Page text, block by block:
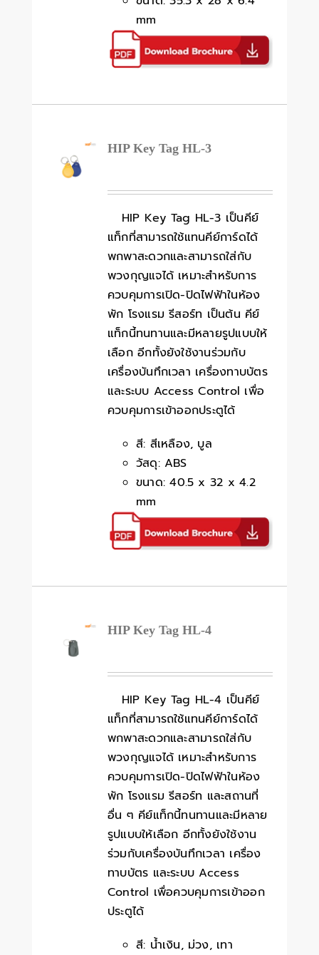
mm
HIP Key Tag HL-3
HIP Key Tag HL-3 เป็นคีย์
แท็กที่สามารถใช้แทนคีย์การ์ดได้
พกพาสะดวกและสามารถใส่กับ
พวงกุญแจได้ เหมาะสำหรับการ
ควบคุมการเปิด-ปิดไฟฟ้าในห้อง
พัก โรงแรม รีสอร์ท เป็นต้น คีย์
แท็กนี้ทนทานและมีหลายรูปแบบให้
เลือก อีกทั้งยังใช้งานร่วมกับ
เครื่องบันทึกเวลา เครื่องทาบบัตร
และระบบ Access Control เพื่อ
ควบคุมการเข้าออกประตูได้
สี: สีเหลือง, บูล
วัสดุ: ABS
ขนาด: 40.5 x 32 x 4.2
mm
HIP Key Tag HL-4
HIP Key Tag HL-4 เป็นคีย์
แท็กที่สามารถใช้แทนคีย์การ์ดได้
พกพาสะดวกและสามารถใส่กับ
พวงกุญแจได้ เหมาะสำหรับการ
ควบคุมการเปิด-ปิดไฟฟ้าในห้อง
พัก โรงแรม รีสอร์ท และสถานที่
อื่น ๆ คีย์แท็กนี้ทนทานและมีหลาย
รูปแบบให้เลือก อีกทั้งยังใช้งาน
ร่วมกับเครื่องบันทึกเวลา เครื่อง
ทาบบัตร และระบบ Access
Control เพื่อควบคุมการเข้าออก
ประตูได้
สี: น้ำเงิน, ม่วง, เทา